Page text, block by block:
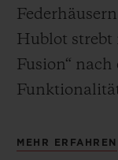
Hublot strebt
Fusion“
MEHR ERFAHREN